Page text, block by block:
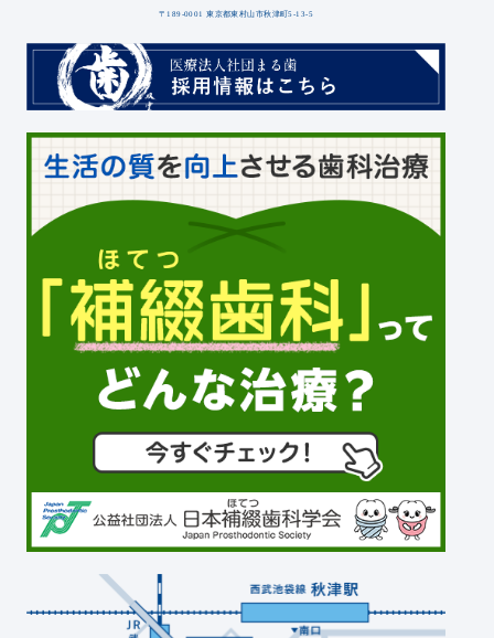
〒189-0001 東京都東村山市秋津町5-13-5